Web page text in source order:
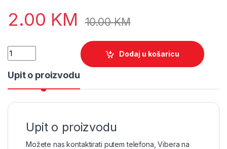
2.00 KM 10.00KM
Quantity
Dodaj u košaricu
Upit o proizvodu
Upit o proizvodu
Možete nas kontaktirati putem telefona, Vibera na